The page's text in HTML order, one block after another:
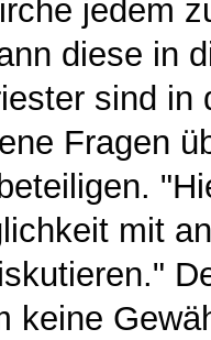
jedem
diese in
sind in
Fragen
mit
keine